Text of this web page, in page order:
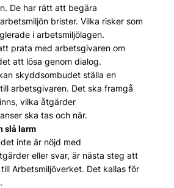
De har rätt att begära
brister. Vilka risker som
i arbetsmiljölagen.
prata med arbetsgivaren om
att lösa genom dialog.
skyddsombudet ställa en
arbetsgivaren. Det ska framgå
vilka åtgärder
ska tas och när.
slå larm
inte är nöjd med
eller svar, är nästa steg att
Arbetsmiljöverket. Det kallas för